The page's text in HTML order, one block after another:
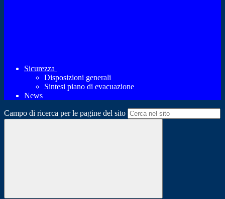
Sicurezza
Disposizioni generali
Sintesi piano di evacuazione
News
Campo di ricerca per le pagine del sito